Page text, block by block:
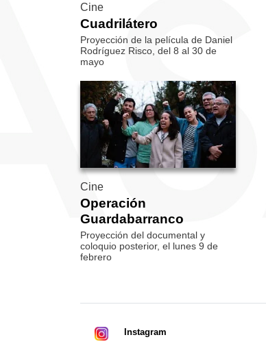
Cine
Cuadrilátero
Proyección de la película de Daniel
Rodríguez Risco, del 8 al 30 de
mayo
Cine
Operación
Guardabarranco
Proyección del documental y
coloquio posterior, el lunes 9 de
febrero
Instagram